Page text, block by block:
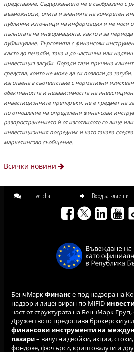
представяне. Съдържанието не е съобразено с
възможности, опита и знанията на конкретен
публични източници на информация и не носи
пълнотата на информацията, както и за периода
публикуване. Търговията с финансови
както до печалби, така и до частични или
инвестиция загуби. Поради тази причина
средства, които не може да си позволи да
изготвена в съответствие с нормативни
обективността и независимостта на
инвестиционните препоръки, не е предмет на
по отношение на определени финансови
разпространението ѝ от изготвилото го лице
инвестиционния посредник и като такава
маркетингово съобщение.
Всички новини
Live chat Вход за клиенти
БенчМаркФинансе под надзора на
надзор и лицензиран по MiFID
част от структурата на БенчМарк Груп,
Дружеството предоставя брокерски
финансови инструменти на
пазари– валутни двойки, акции,
фондове, фючърси, криптовалути и